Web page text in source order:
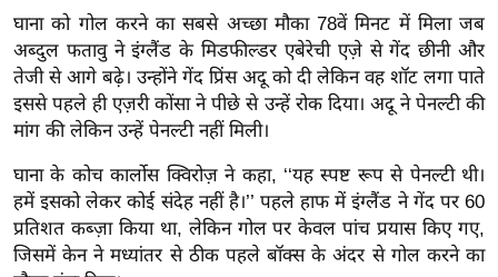
या
सा
हि
त्य
ज
ग
त
ऑ
टो
घाना को गोल करने का सबसे अच्छा मौका 78वें मिनट में मिला जब
अब्दुल फतावु ने इंग्लैंड के मिडफील्डर एबेरेची एज़े से गेंद छीनी और
तेजी से आगे बढ़े। उन्होंने गेंद प्रिंस अदू को दी लेकिन वह शॉट लगा पाते
इससे पहले ही एज़री कोंसा ने पीछे से उन्हें रोक दिया। अदू ने पेनल्टी की
मांग की लेकिन उन्हें पेनल्टी नहीं मिली।
घाना के कोच कार्लोस क्विरोज़ ने कहा, ‘‘यह स्पष्ट रूप से पेनल्टी थी।
हमें इसको लेकर कोई संदेह नहीं है।’’ पहले हाफ में इंग्लैंड ने गेंद पर 60
प्रतिशत कब्ज़ा किया था, लेकिन गोल पर केवल पांच प्रयास किए गए,
जिसमें केन ने मध्यांतर से ठीक पहले बॉक्स के अंदर से गोल करने का